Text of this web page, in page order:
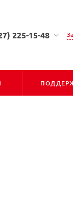
225-15-48
Сарсена